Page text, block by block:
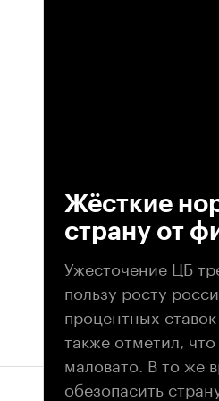
Жёсткие
страну от
Ужесточение ЦБ
пользу росту
процентных
также отметил,
маловато. В то же
обезопасить